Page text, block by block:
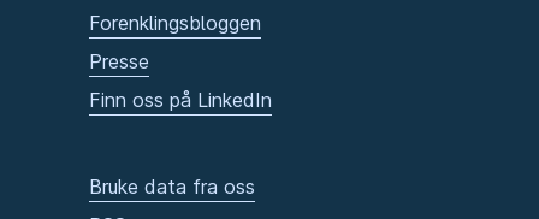
Forenklingsbloggen
Presse
Finn oss på LinkedIn
Bruke data fra oss